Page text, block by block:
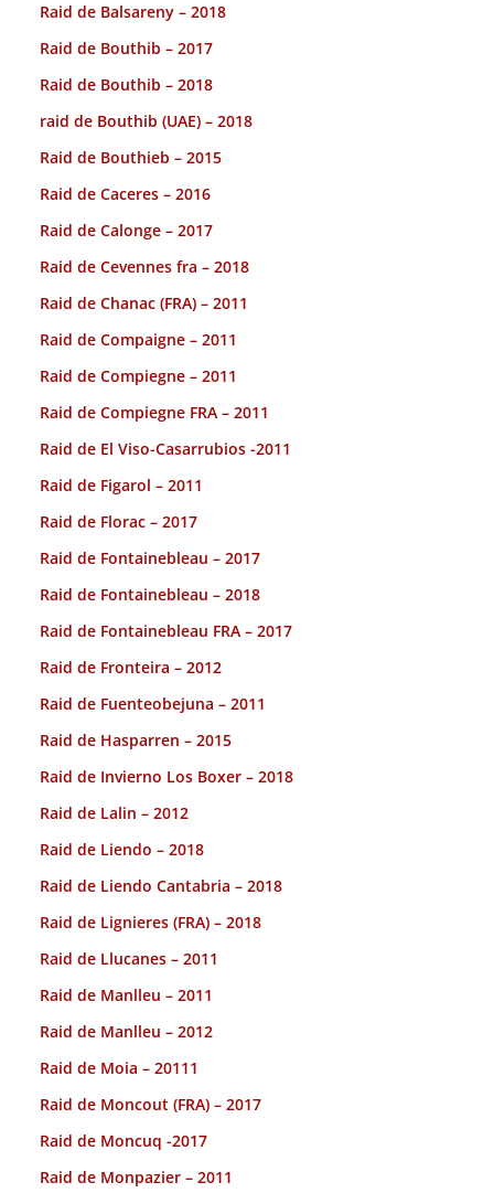
Raid de Balsareny – 2018
Raid de Bouthib – 2017
Raid de Bouthib – 2018
raid de Bouthib (UAE) – 2018
Raid de Bouthieb – 2015
Raid de Caceres – 2016
Raid de Calonge – 2017
Raid de Cevennes fra – 2018
Raid de Chanac (FRA) – 2011
Raid de Compaigne – 2011
Raid de Compiegne – 2011
Raid de Compiegne FRA – 2011
Raid de El Viso-Casarrubios -2011
Raid de Figarol – 2011
Raid de Florac – 2017
Raid de Fontainebleau – 2017
Raid de Fontainebleau – 2018
Raid de Fontainebleau FRA – 2017
Raid de Fronteira – 2012
Raid de Fuenteobejuna – 2011
Raid de Hasparren – 2015
Raid de Invierno Los Boxer – 2018
Raid de Lalin – 2012
Raid de Liendo – 2018
Raid de Liendo Cantabria – 2018
Raid de Lignieres (FRA) – 2018
Raid de Llucanes – 2011
Raid de Manlleu – 2011
Raid de Manlleu – 2012
Raid de Moia – 20111
Raid de Moncout (FRA) – 2017
Raid de Moncuq -2017
Raid de Monpazier – 2011